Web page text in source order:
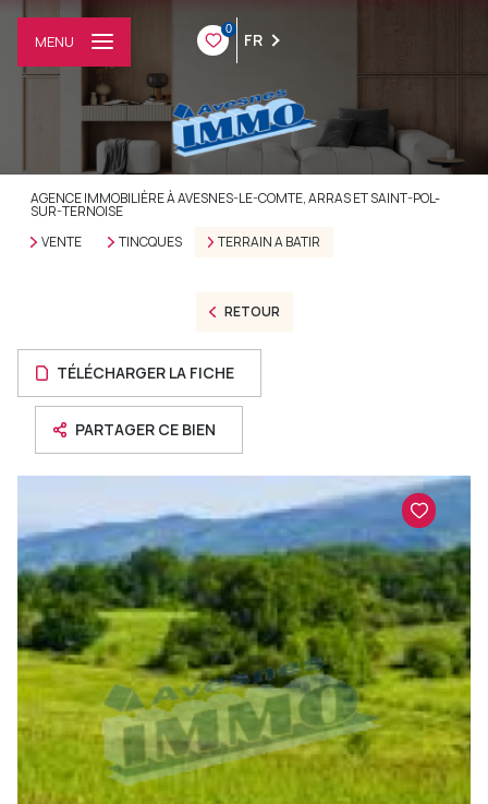
0
FR
MENU
AGENCE IMMOBILIÈRE À AVESNES-LE-COMTE, ARRAS ET SAINT-POL-
SUR-TERNOISE
VENTE
TINCQUES TERRAIN A BATIR
RETOUR
TÉLÉCHARGER LA FICHE
PARTAGER CE BIEN